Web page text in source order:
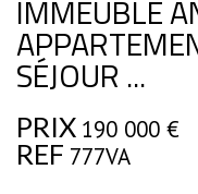
IMMEUBLE
SÉJOUR ...
PRIX 190 000 €
REF 777VA